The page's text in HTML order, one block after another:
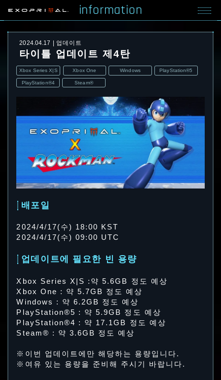
information
2024.04.17 업데이트
타이틀 업데이트 제4탄
Xbox Series X|S Xbox One Windows PlayStation®5
PlayStation®4 Steam®
배포일
2024/4/17(수) 18:00 KST
2024/4/17(수) 09:00 UTC
업데이트에 필요한 빈 용량
Xbox Series X|S :약 5.6GB 정도 예상
Xbox One : 약 5.7GB 정도 예상
Windows : 약 6.2GB 정도 예상
PlayStation®5 : 약 5.9GB 정도 예상
PlayStation®4 : 약 17.1GB 정도 예상
Steam® : 약 3.6GB 정도 예상
※이번 업데이트에만 해당하는 용량입니다.
※여유 있는 용량을 준비해 주시기 바랍니다.